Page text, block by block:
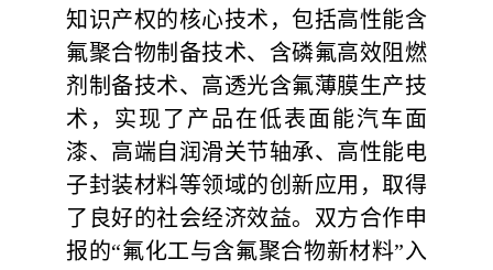
知识产权的核心技术，包括高性能含
氟聚合物制备技术、含磷氟高效阻燃
剂制备技术、高透光含氟薄膜生产技
术，实现了产品在低表面能汽车面
漆、高端自润滑关节轴承、高性能电
子封装材料等领域的创新应用，取得
了良好的社会经济效益。双方合作申
报的“氟化工与含氟聚合物新材料”入